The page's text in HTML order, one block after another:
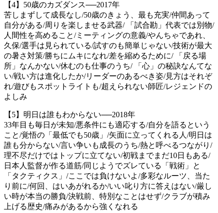
【4】50歳のカズダンス──2017年
苦しまずして成長なし/50歳のきょう、最も充実/仲間あって
自分がある/周りを楽しませる武器/ 「試合勘」代表では別物/
人間性を高めること/ミーティングの意義/やんちゃであれ、
久保/選手は見られている/試すのも簡単じゃない/技術が最大
の暑さ対策/勝ちにムキになれ/差を縮めるために/ 「戻る場
所」なんかない/休むのも仕事のうち/ 「心」の秘訣なんてな
い/戦い方は進化したか/リーダーのあるべき姿/見方はそれぞ
れ/遊びもスポットライトも/超えられない師匠/レジェンドの
よしみ
【5】明日は誰もわからない──2018年
33年目も毎日が未知/悪条件にも適応する/自分を語るという
こと/覚悟の「最低でも50歳」/矢面に立ってくれる人/明日は
誰も分からない/言い争いも成長のうち/熱と呼べるつながり/
理不尽だけではトップに立てない/初戦までまだ10日もある/
日本人監督が作る道筋/同じようでズレている「戦術」と
「タクティクス」/ここでは負けないよ/多彩なルーツ、当た
り前に/何回、はいあがれるか/いい叱り方に答えはない/厳し
い時が本当の勝負/決戦前、特別なことはせず/クラブが積み
上げる歴史/痛みがあるから強くなれる